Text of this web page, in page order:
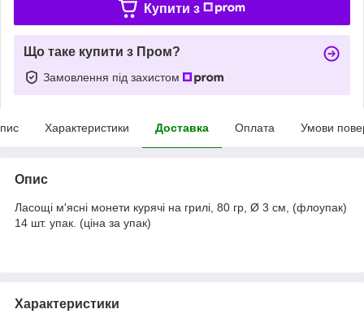
Купити з
Що таке купити з Пром?
Замовлення під захистом
Характеристики Доставка Оплата Умови
Опис
Ласощі м'ясні монети курячі на грилі, 80 гр, Ø 3 см, (флоупак)
14 шт. упак. (ціна за упак)
Характеристики